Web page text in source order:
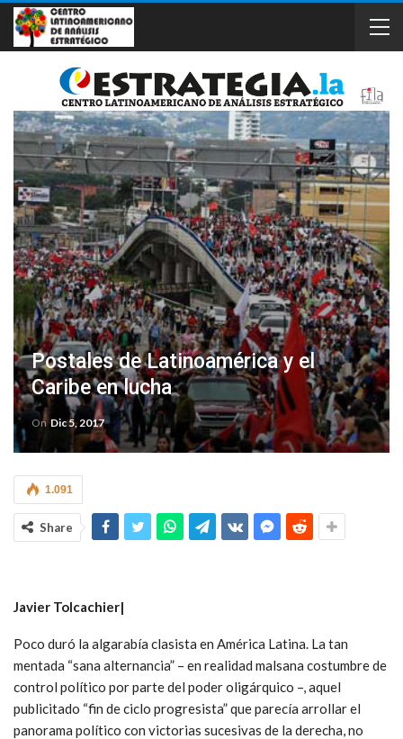
Postales de Latinoamérica y el
Caribe en lucha
OnDic 5, 2017
1.091
Share
Javier Tolcachier|
Poco duró la algarabía clasista en América Latina. La tan
mentada “sana alternancia” – en realidad malsana costumbre de
control político por parte del poder oligárquico –, aquel
publicitado “fin de ciclo progresista” que parecía arrollar el
panorama político con victorias sucesivas de la derecha, no